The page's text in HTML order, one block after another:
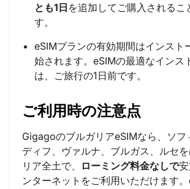
とも1日 を追加してご購入されるこ
す。
eSIMプランの有効期間はインスト
始されます。eSIMの最適なインス
は、ご旅行の1日前です。
ご利用時の注意点
GigagoのブルガリアeSIMなら、ソフ
ディフ、ヴァルナ、ブルガス、ルセ
リア全土で、
ローミング料金なしで
ンターネットをご利用いただけます